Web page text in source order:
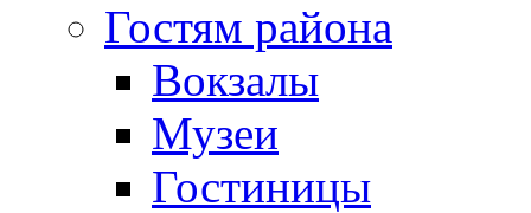
Гостям района
Вокзалы
Музеи
Гостиницы